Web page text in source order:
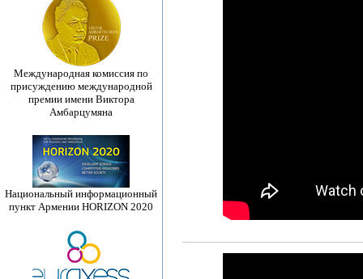
Международная комиссия по
присуждению международной
премии имени Виктора
Амбарцумяна
Национальный информационный
пункт Армении HORIZON 2020